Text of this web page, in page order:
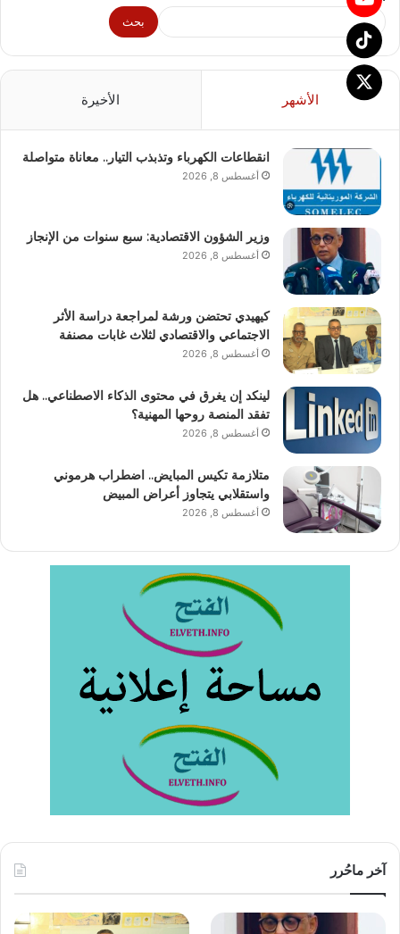
بحث
الأشهر الأخيرة
انقطاعات الكهرباء وتذبذب التيار.. معاناة متواصلة
أغسطس 8, 2026
وزير الشؤون الاقتصادية: سبع سنوات من الإنجاز
أغسطس 8, 2026
كيهيدي تحتضن ورشة لمراجعة دراسة الأثر
الاجتماعي والاقتصادي لثلاث غابات مصنفة
أغسطس 8, 2026
لينكد إن يغرق في محتوى الذكاء الاصطناعي.. هل
تفقد المنصة روحها المهنية؟
أغسطس 8, 2026
متلازمة تكيس المبايض.. اضطراب هرموني
واستقلابي يتجاوز أعراض المبيض
أغسطس 8, 2026
آخر ماحُرر